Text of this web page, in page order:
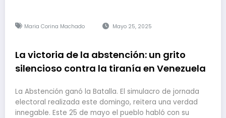
Maria Corina Machado Mayo 25, 2025
La victoria de la abstención: un grito
silencioso contra la tiranía en Venezuela
La Abstención ganó la Batalla. El simulacro de jornada
electoral realizada este domingo, reitera una verdad
innegable. Este 25 de mayo el pueblo habló con su